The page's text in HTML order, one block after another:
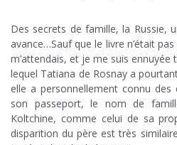
Des secrets de famille, la Russie,
avance…Sauf que le livre n’était
m’attendais, et je me suis
lequel Tatiana de Rosnay a
elle a personnellement connu
son passeport, le nom de
Koltchine, comme celui de sa
disparition du père est très